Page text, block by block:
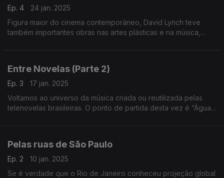
Ep. 4
24 jan. 2025
Figura maior do cinema contemporâneo, David Lynch teve
também importantes obras nas artes plásticas e na música,
Entre Novelas (Parte 2)
Ep. 3
17 jan. 2025
Voltamos ao universo da música criada ou reutilizada pelas
telenovelas brasileiras. O ponto de partida desta vez é “Água
Pelas ruas de São Paulo
Ep. 2
10 jan. 2025
Se é verdade que o Rio de Janeiro conheceu projeção global